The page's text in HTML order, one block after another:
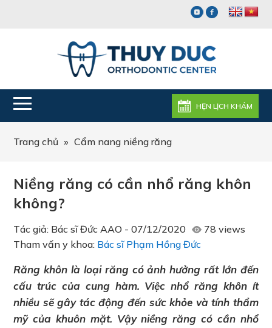
HẸN LỊCH KHÁM
Trang chủ » Cẩm nang niềng răng
Niềng răng có cần nhổ răng khôn
không?
Tác giả: Bác sĩ Đức AAO -07/12/2020
78 views
Tham vấn y khoa: Bác sĩ Phạm Hồng Đức
Răng khôn là loại răng có ảnh hưởng rất lớn đến
cấu trúc của cung hàm. Việc nhổ răng khôn ít
nhiều sẽ gây tác động đến sức khỏe và tính thẩm
mỹ của khuôn mặt. Vậy niềng răng có cần nhổ